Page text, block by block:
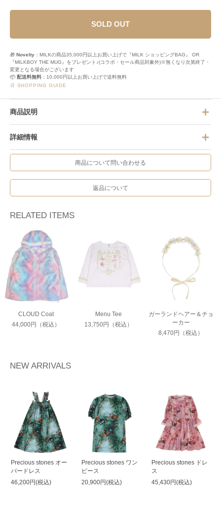
SOLD OUT
🎁 Novelty ：MILKの商品35,000円以上お買い上げで『MILK ショッピングBAG』 OR
『MILKBOY THE MUG』をプレゼント♪(コラボ・セール商品対象外)※無くなり次第終了・
変更となる場合がございます
📦 配送料無料 ：10,000円以上お買い上げで送料無料
🛒 SHOPPING GUIDE
商品説明
詳細情報
商品について問い合わせる
返品について
RELATED ITEMS
CLOUD Coat
44,000円（税込）
Menu Tee
13,750円（税込）
ガーランドヘアー＆チョ
ーカー
8,470円（税込）
NEW ARRIVALS
Precious stones オー
バードレス
46,200円(税込)
Precious stones ワン
ピース
20,900円(税込)
Precious stones ドレ
ス
45,430円(税込)